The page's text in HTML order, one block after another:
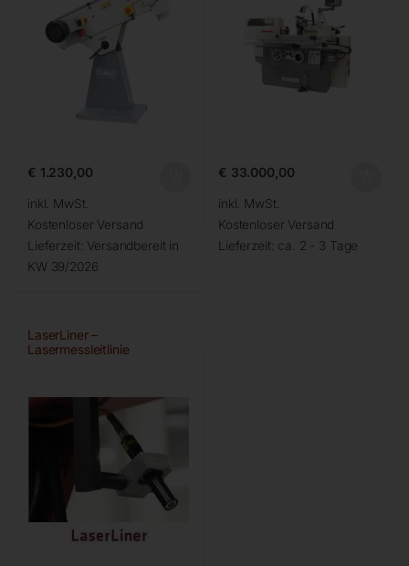
€ 1.230,00
inkl. MwSt.
Kostenloser Versand
Lieferzeit: Versandbereit in
KW 39/2026
€ 33.000,00
inkl. MwSt.
Kostenloser Versand
Lieferzeit: ca. 2 - 3 Tage
LaserLiner –
Lasermessleitlinie